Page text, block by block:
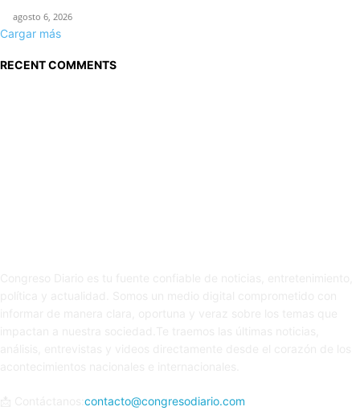
agosto 6, 2026
Cargar más
RECENT COMMENTS
contacto@congresodiario.com